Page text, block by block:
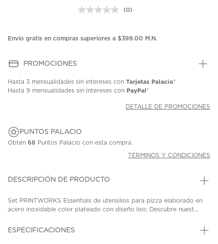
Sin
en
(0)
Envío gratis en compras superiores a $399.00 M.N.
PROMOCIONES
Hasta 3 mensualidades sin intereses con Tarjetas Palacio*
Hasta 9 mensualidades sin intereses con PayPal*
DETALLE DE PROMOCIONES
PUNTOS PALACIO
Obtén 68 Puntos Palacio con esta compra.
TÉRMINOS Y CONDICIONES
DESCRIPCIÓN DE PRODUCTO
Set PRINTWORKS Essentials de utensilios para pizza elaborado en
acero inoxidable color plateado con diseño liso; Descubre nuest...
ESPECIFICACIONES